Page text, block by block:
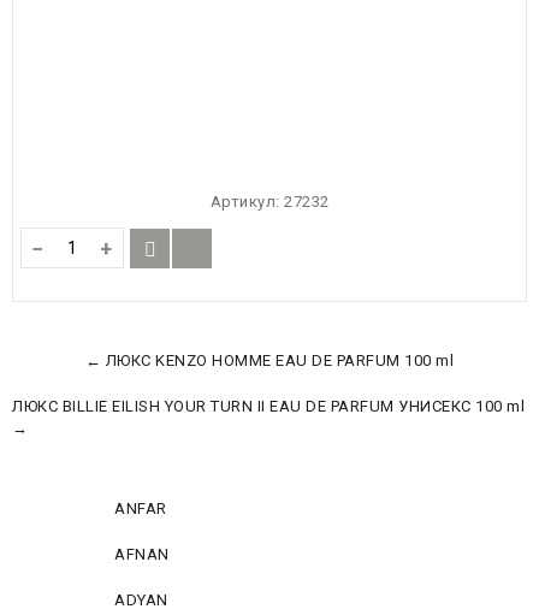
Артикул: 27232
− +
← ЛЮКС KENZO HOMME EAU DE PARFUM 100 ml
ЛЮКС BILLIE EILISH YOUR TURN II EAU DE PARFUM УНИСЕКС 100 ml
→
ANFAR
AFNAN
ADYAN